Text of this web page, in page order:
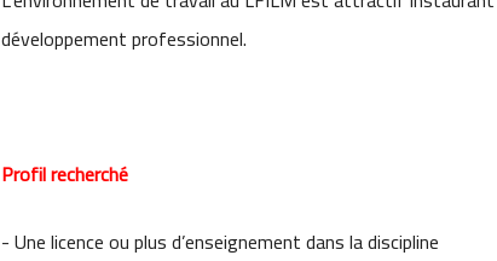
développement professionnel.
Profil recherché
- Une licence ou plus d’enseignement dans la discipline